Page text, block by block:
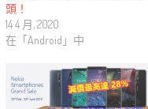
頭！
14 4 月, 2020
在「Android」中